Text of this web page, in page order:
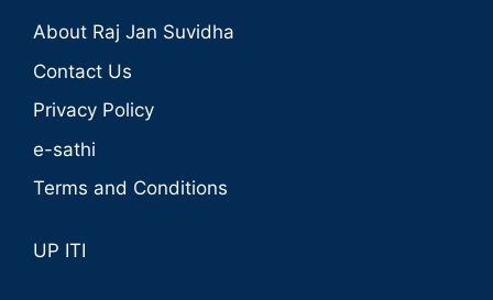
About Raj Jan Suvidha
Contact Us
Privacy Policy
e-sathi
Terms and Conditions
UP ITI